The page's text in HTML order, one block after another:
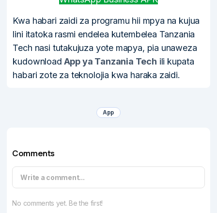
Kwa habari zaidi za programu hii mpya na kujua
lini itatoka rasmi endelea kutembelea Tanzania
Tech nasi tutakujuza yote mapya, pia unaweza
kudownload App ya Tanzania Tech ili kupata
habari zote za teknolojia kwa haraka zaidi.
App
Comments
Write a comment...
No comments yet. Be the first!